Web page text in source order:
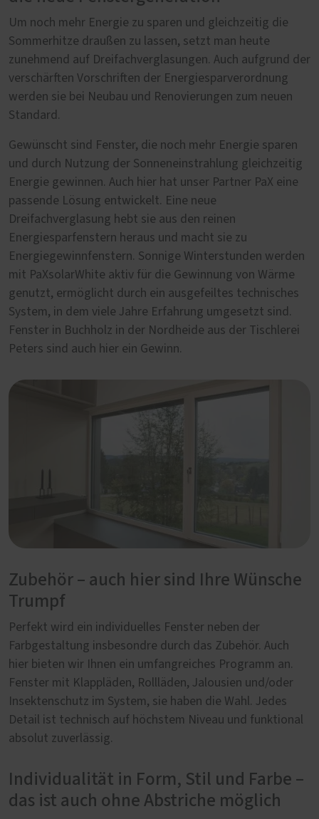
Um noch mehr Energie zu sparen und gleichzeitig die
Sommerhitze draußen zu lassen, setzt man heute
zunehmend auf Dreifachverglasungen. Auch aufgrund der
verschärften Vorschriften der Energiesparverordnung
werden sie bei Neubau und Renovierungen zum neuen
Standard.
Gewünscht sind Fenster, die noch mehr Energie sparen
und durch Nutzung der Sonneneinstrahlung gleichzeitig
Energie gewinnen. Auch hier hat unser Partner PaX eine
passende Lösung entwickelt. Eine neue
Dreifachverglasung hebt sie aus den reinen
Energiesparfenstern heraus und macht sie zu
Energiegewinnfenstern. Sonnige Winterstunden werden
mit PaXsolarWhite aktiv für die Gewinnung von Wärme
genutzt, ermöglicht durch ein ausgefeiltes technisches
System, in dem viele Jahre Erfahrung umgesetzt sind.
Fenster in Buchholz in der Nordheide aus der Tischlerei
Peters sind auch hier ein Gewinn.
Zubehör – auch hier sind Ihre Wünsche
Trumpf
Perfekt wird ein individuelles Fenster neben der
Farbgestaltung insbesondre durch das Zubehör. Auch
hier bieten wir Ihnen ein umfangreiches Programm an.
Fenster mit Klappläden, Rollläden, Jalousien und/oder
Insektenschutz im System, sie haben die Wahl. Jedes
Detail ist technisch auf höchstem Niveau und funktional
absolut zuverlässig.
Individualität in Form, Stil und Farbe –
das ist auch ohne Abstriche möglich